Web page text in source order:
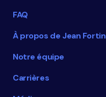
FAQ
À propos de Jean Fortin
Notre équipe
Carrières